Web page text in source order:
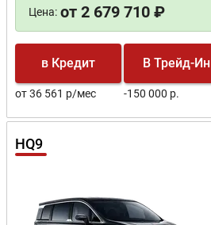
Цена: от 2 679 710 ₽
в Кредит
от 36 561 р/мес
В Трейд-Ин
-150 000 р.
HQ9